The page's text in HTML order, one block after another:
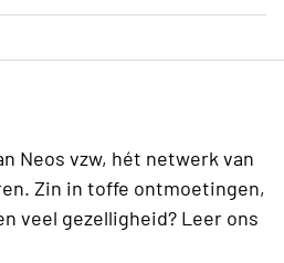
Neos vzw, hét netwerk van
Zin in toffe ontmoetingen,
veel gezelligheid? Leer ons